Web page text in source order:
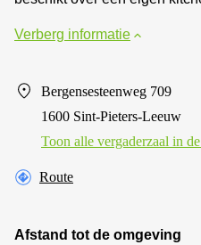
Verberg informatie
Bergensesteenweg 709
1600 Sint-Pieters-Leeuw
Toon alle vergaderzaal in
Route
Afstand tot de omgeving